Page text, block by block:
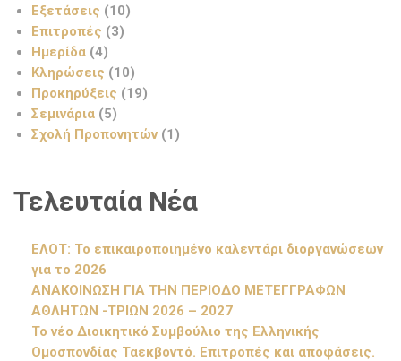
Εξετάσεις (10)
Επιτροπές (3)
Ημερίδα (4)
Κληρώσεις (10)
Προκηρύξεις (19)
Σεμινάρια (5)
Σχολή Προπονητών (1)
Τελευταία Νέα
ΕΛΟΤ: Το επικαιροποιημένο καλεντάρι διοργανώσεων
για το 2026
ΑΝΑΚΟΙΝΩΣΗ ΓΙΑ ΤΗΝ ΠΕΡΙΟΔΟ ΜΕΤΕΓΓΡΑΦΩΝ
ΑΘΛΗΤΩΝ -ΤΡΙΩΝ 2026 – 2027
Το νέο Διοικητικό Συμβούλιο της Ελληνικής
Ομοσπονδίας Ταεκβοντό. Επιτροπές και αποφάσεις.